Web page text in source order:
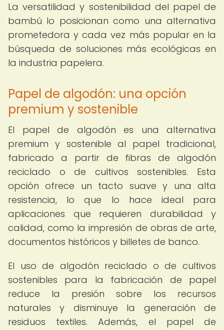
La versatilidad y sostenibilidad del papel de
bambú lo posicionan como una alternativa
prometedora y cada vez más popular en la
búsqueda de soluciones más ecológicas en
la industria papelera.
Papel de algodón: una opción
premium y sostenible
El papel de algodón es una alternativa
premium y sostenible al papel tradicional,
fabricado a partir de fibras de algodón
reciclado o de cultivos sostenibles. Esta
opción ofrece un tacto suave y una alta
resistencia, lo que lo hace ideal para
aplicaciones que requieren durabilidad y
calidad, como la impresión de obras de arte,
documentos históricos y billetes de banco.
El uso de algodón reciclado o de cultivos
sostenibles para la fabricación de papel
reduce la presión sobre los recursos
naturales y disminuye la generación de
residuos textiles. Además, el papel de